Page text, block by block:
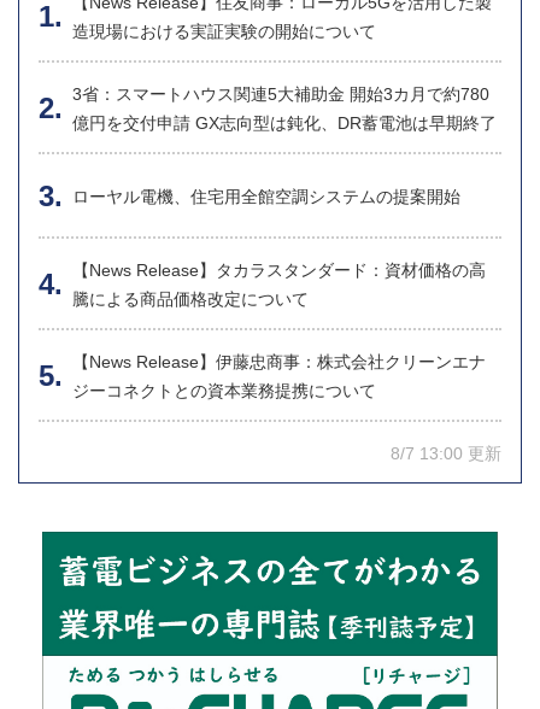
造現場における実証実験の開始について
3省：スマートハウス関連5大補助金 開始3カ月で約780
億円を交付申請 GX志向型は鈍化、DR蓄電池は早期終了
ローヤル電機、住宅用全館空調システムの提案開始
【News Release】タカラスタンダード：資材価格の高
騰による商品価格改定について
【News Release】伊藤忠商事：株式会社クリーンエナ
ジーコネクトとの資本業務提携について
8/7 13:00 更新